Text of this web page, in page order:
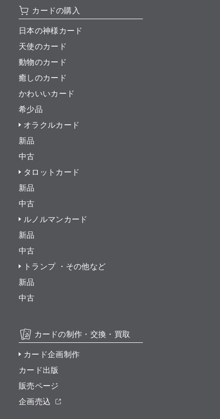
カードの購入
日本の神様カード
天使のカード
動物のカード
癒しのカード
かわいいカード
希少品
オラクルカード
新品
中古
タロットカード
新品
中古
ルノルマンカード
新品
中古
トランプ ・その他など
新品
中古
カードの制作・交換・買取
カード企画制作
カード出版
販売ページ
企画売込